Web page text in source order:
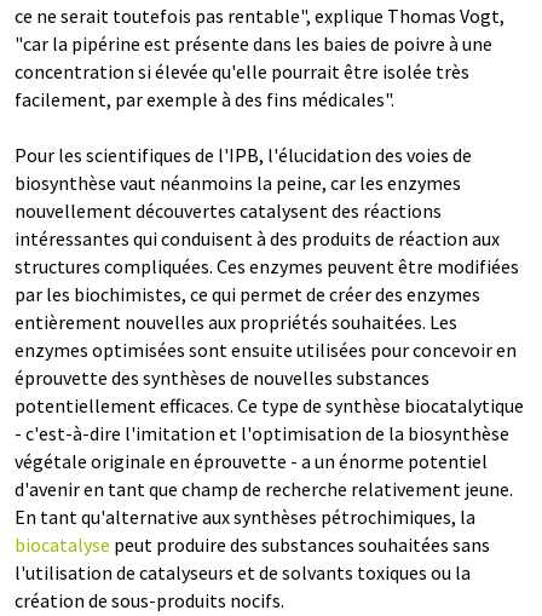
ce ne serait toutefois pas rentable", explique Thomas Vogt,
"car la pipérine est présente dans les baies de poivre à une
concentration si élevée qu'elle pourrait être isolée très
facilement, par exemple à des fins médicales".
Pour les scientifiques de l'IPB, l'élucidation des voies de
biosynthèse vaut néanmoins la peine, car les enzymes
nouvellement découvertes catalysent des réactions
intéressantes qui conduisent à des produits de réaction aux
structures compliquées. Ces enzymes peuvent être modifiées
par les biochimistes, ce qui permet de créer des enzymes
entièrement nouvelles aux propriétés souhaitées. Les
enzymes optimisées sont ensuite utilisées pour concevoir en
éprouvette des synthèses de nouvelles substances
potentiellement efficaces. Ce type de synthèse biocatalytique
- c'est-à-dire l'imitation et l'optimisation de la biosynthèse
végétale originale en éprouvette - a un énorme potentiel
d'avenir en tant que champ de recherche relativement jeune.
En tant qu'alternative aux synthèses pétrochimiques, la
biocatalyse peut produire des substances souhaitées sans
l'utilisation de catalyseurs et de solvants toxiques ou la
création de sous-produits nocifs.